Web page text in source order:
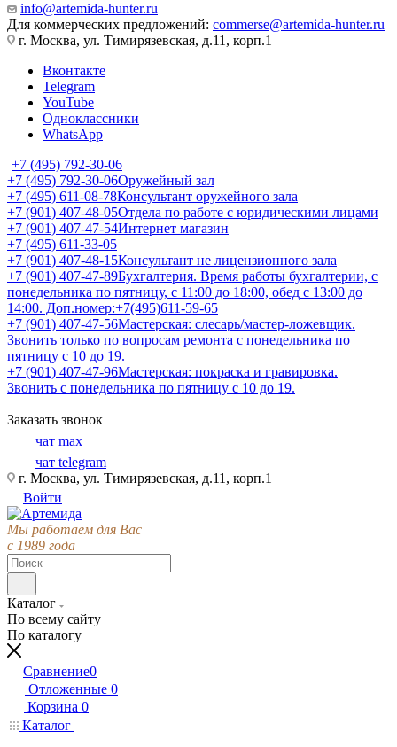
info@artemida-hunter.ru
Для коммерческих предложений: commerse@artemida-hunter.ru
г. Москва, ул. Тимирязевская, д.11, корп.1
Вконтакте
Telegram
YouTube
Одноклассники
WhatsApp
+7 (495) 792-30-06
+7 (495) 792-30-06Оружейный зал
+7 (495) 611-08-78Консультант оружейного зала
+7 (901) 407-48-05Отдела по работе с юридическими лицами
+7 (901) 407-47-54Интернет магазин
+7 (495) 611-33-05
+7 (901) 407-48-15Консультант не лицензионного зала
+7 (901) 407-47-89Бухгалтерия. Время работы бухгалтерии, с
понедельника по пятницу, с 11:00 до 18:00, обед с 13:00 до
14:00. Доп.номер:+7(495)611-59-65
+7 (901) 407-47-56Мастерская: слесарь/мастер-ложевщик.
Звонить только по вопросам ремонта с понедельника по
пятницу с 10 до 19.
+7 (901) 407-47-96Мастерская: покраска и гравировка.
Звонить с понедельника по пятницу с 10 до 19.
Заказать звонок
чат max
чат telegram
г. Москва, ул. Тимирязевская, д.11, корп.1
Войти
Мы работаем для Вас
с 1989 года
Каталог
По всему сайту
По каталогу
Сравнение0
Отложенные 0
Корзина 0
Каталог